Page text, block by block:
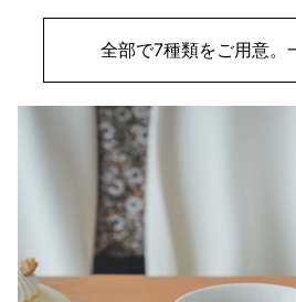
全部で7種類をご用意。